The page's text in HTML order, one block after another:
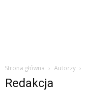
Strona główna Autorzy
Redakcja